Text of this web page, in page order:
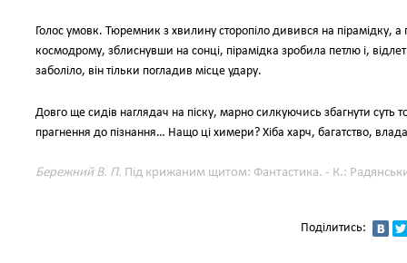
Голос умовк. Тюремник з хвилину сторопіло дивився на пірамідку, а
космодрому, зблиснувши на сонці, пірамідка зробила петлю і,
заболіло, він тільки погладив місце удару.
Довго ще сидів наглядач на піску, марно силкуючись збагнути суть
прагнення до пізнання… Нащо ці химери? Хіба харч, багатство,
Бережний В. П. Під крижаним щитом: Фантастика. - К.:
Поділитись: